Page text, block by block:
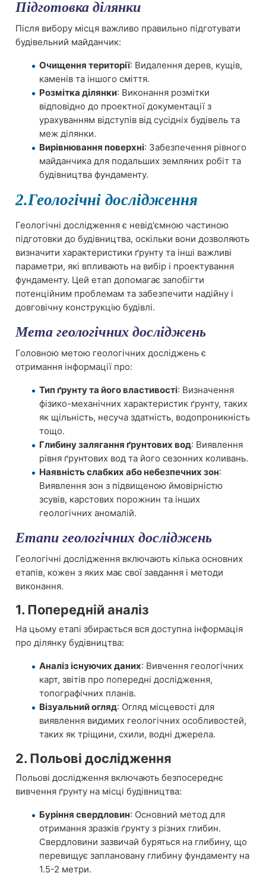
Підготовка ділянки
Після вибору місця важливо правильно підготувати
будівельний майданчик:
Очищення території: Видалення дерев, кущів,
каменів та іншого сміття.
Розмітка ділянки: Виконання розмітки
відповідно до проектної документації з
урахуванням відступів від сусідніх будівель та
меж ділянки.
Вирівнювання поверхні: Забезпечення рівного
майданчика для подальших земляних робіт та
будівництва фундаменту.
2.Геологічні дослідження
Геологічні дослідження є невід'ємною частиною
підготовки до будівництва, оскільки вони дозволяють
визначити характеристики ґрунту та інші важливі
параметри, які впливають на вибір і проектування
фундаменту. Цей етап допомагає запобігти
потенційним проблемам та забезпечити надійну і
довговічну конструкцію будівлі.
Мета геологічних досліджень
Головною метою геологічних досліджень є
отримання інформації про:
Тип ґрунту та його властивості: Визначення
фізико-механічних характеристик ґрунту, таких
як щільність, несуча здатність, водопроникність
тощо.
Глибину залягання ґрунтових вод: Виявлення
рівня ґрунтових вод та його сезонних коливань.
Наявність слабких або небезпечних зон:
Виявлення зон з підвищеною ймовірністю
зсувів, карстових порожнин та інших
геологічних аномалій.
Етапи геологічних досліджень
Геологічні дослідження включають кілька основних
етапів, кожен з яких має свої завдання і методи
виконання.
1. Попередній аналіз
На цьому етапі збирається вся доступна інформація
про ділянку будівництва:
Аналіз існуючих даних: Вивчення геологічних
карт, звітів про попередні дослідження,
топографічних планів.
Візуальний огляд: Огляд місцевості для
виявлення видимих геологічних особливостей,
таких як тріщини, схили, водні джерела.
2. Польові дослідження
Польові дослідження включають безпосереднє
вивчення ґрунту на місці будівництва:
Буріння свердловин: Основний метод для
отримання зразків ґрунту з різних глибин.
Свердловини зазвичай буряться на глибину, що
перевищує заплановану глибину фундаменту на
1.5-2 метри.